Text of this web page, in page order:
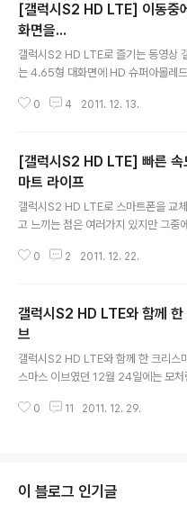
특별한 사항은 없지만 박스 한쪽면에
능하다고 되어 있습니다. 010 번호가
8, 019에서도 사용할수 있다는 얘기지
쪽에는 간단한 스펙이 쓰여 있습니다.
트워크를 동시에 이용할수 있습니다.
[갤럭시S2 HD LTE] 이동중
화면을...
갤럭시S2 HD LTE로 즐기는 동영상
는 4.65형 대화면에 HD 슈퍼아몰레
몰레드 디스플레이를 탑재해 화질만큼
요즘 갤럭시S2 HD LTE를 가장 많이
로 영화를 감상하는 일입니다. 갤럭시
슈퍼아몰레드 디스플레이는 영화관의
6:9 비율이라 영화 감상을 하기에 좋
아 영화를 볼때 화질이 깨끗하고 선명
한 시간에도 만족할 만한 화질의 영화
0 4 2011. 12. 13.
[갤럭시S2 HD LTE] 빠른 속
마트 라이프
갤럭시S2 HD LTE로 스마트폰을 교
고 느끼는 점은 여러가지 있지만 그중
끼게 된 것은 한가지가 아니라 여러가
이 속도를 능가하는 LTE 네트워크 갤
이름에서도 알수 있듯이 LTE 네트워
E는 이론상 최대 75Mbps의 다운로
s의 업로드 속도를 가지고 있습니다.
속도는 5.7Mbps 정도로 다운로드 속
0 2 2011. 12. 22.
갤럭시S2 HD LTE와 함께 한
브
갤럭시S2 HD LTE와 함께 한 크리스
스마스 이브였던 12월 24일에는 모
라 교통이 복잡할것 같아 전날 스키장
오후 5시까지 예약이 가능하니 이용하
면 되겠구요. ^^ 아침에 일어나보니
0 11 2011. 12. 29.
이 블로그 인기글